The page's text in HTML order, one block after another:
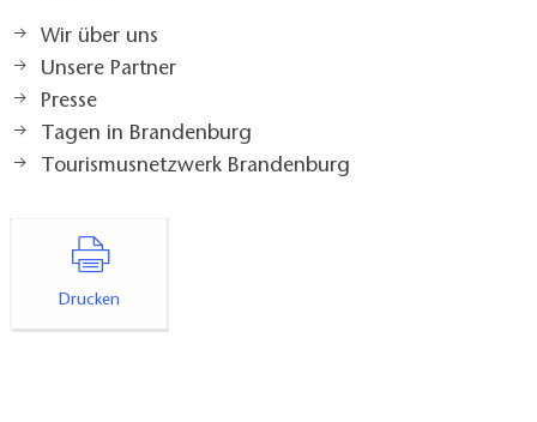
Wir über uns
Unsere Partner
Presse
Tagen in Brandenburg
Tourismusnetzwerk Brandenburg
Drucken